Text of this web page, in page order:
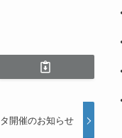
開催のお知らせ